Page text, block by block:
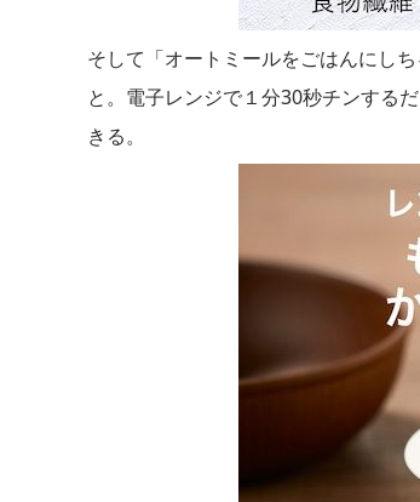
そして「オートミールをごはんにし
と。電子レンジで１分30秒チンする
きる。